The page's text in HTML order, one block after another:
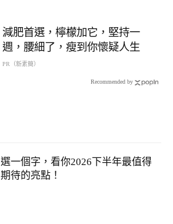
減肥首選，檸檬加它，堅持一
週，腰細了，瘦到你懷疑人生
PR（新素簡）
Recommended by
選一個字，看你2026下半年最值得
期待的亮點！